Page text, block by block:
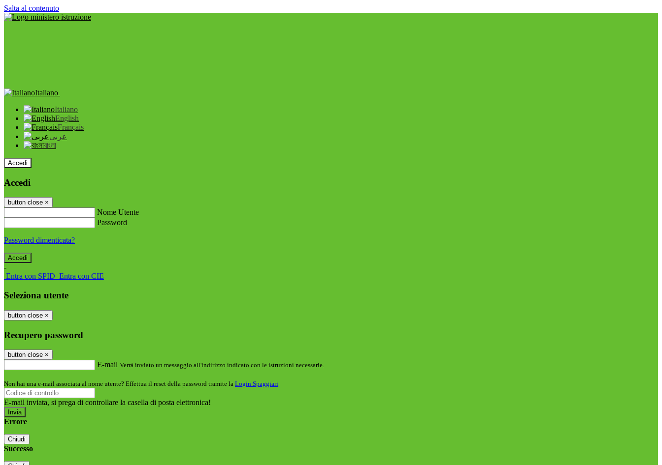
Salta al contenuto
Italiano
Italiano
English
Français
عربى
বাংলা
Accedi
Accedi
button close ×
Nome Utente
Password
Password dimenticata?
-
Entra con SPID Entra con CIE
Seleziona utente
button close ×
Recupero password
button close ×
E-mail Verrà inviato un messaggio all'indirizzo indicato con le istruzioni necessarie.
Non hai una e-mail associata al nome utente? Effettua il reset della password tramite la Login Spaggiari
E-mail inviata, si prega di controllare la casella di posta elettronica!
Errore
Chiudi
Successo